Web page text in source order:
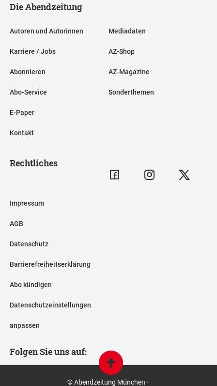
Die Abendzeitung
Autoren und Autorinnen
Karriere / Jobs
Abonnieren
Abo-Service
E-Paper
Kontakt
Mediadaten
AZ-Shop
AZ-Magazine
Sonderthemen
Rechtliches
Impressum
AGB
Datenschutz
Barrierefreiheitserklärung
Abo kündigen
Datenschutzeinstellungen
anpassen
Folgen Sie uns auf:
© Abendzeitung München ·